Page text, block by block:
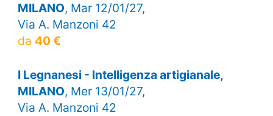
MILANO, Mar 12/01/27,
Via A. Manzoni 42
da 40 €
I Legnanesi - Intelligenza artigianale,
MILANO, Mer 13/01/27,
Via A. Manzoni 42